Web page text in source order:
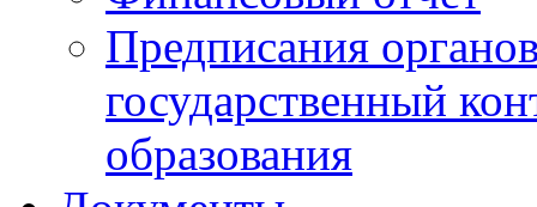
Предписания
государственный
образования